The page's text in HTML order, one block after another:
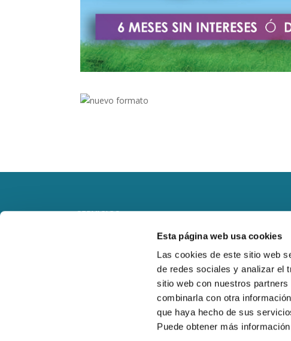
Esta página web usa cookies
Las cookies de este sitio web
de redes sociales y analizar el
sitio web con nuestros
combinarla con otra
que haya hecho de sus
Puede obtener más
SERVICIOS
LOCALES COMERCIALES